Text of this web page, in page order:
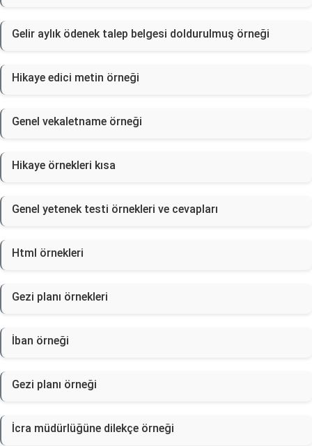
Gelir aylık ödenek talep belgesi doldurulmuş örneği
Hikaye edici metin örneği
Genel vekaletname örneği
Hikaye örnekleri kısa
Genel yetenek testi örnekleri ve cevapları
Html örnekleri
Gezi planı örnekleri
İban örneği
Gezi planı örneği
İcra müdürlüğüne dilekçe örneği